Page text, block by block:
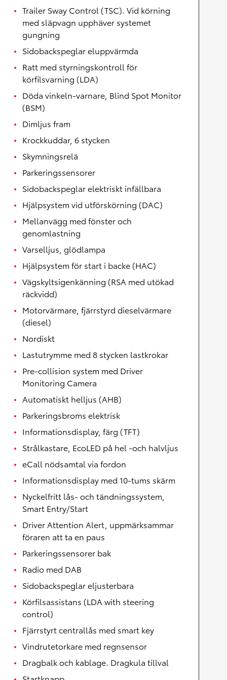
Trailer Sway Control (TSC). Vid körning
med släpvagn upphäver systemet
gungning
Sidobackspeglar eluppvärmda
Ratt med styrningskontroll för
körfilsvarning (LDA)
Döda vinkeln-varnare, Blind Spot Monitor
(BSM)
Dimljus fram
Krockkuddar, 6 stycken
Skymningsrelä
Parkeringssensorer
Sidobackspeglar elektriskt infällbara
Hjälpsystem vid utförskörning (DAC)
Mellanvägg med fönster och
genomlastning
Varselljus, glödlampa
Hjälpsystem för start i backe (HAC)
Vägskyltsigenkänning (RSA med utökad
räckvidd)
Motorvärmare, fjärrstyrd dieselvärmare
(diesel)
Nordiskt
Lastutrymme med 8 stycken lastkrokar
Pre-collision system med Driver
Monitoring Camera
Automatiskt helljus (AHB)
Parkeringsbroms elektrisk
Informationsdisplay, färg (TFT)
Strålkastare, EcoLED på hel -och halvljus
eCall nödsamtal via fordon
Informationsdisplay med 10-tums skärm
Nyckelfritt lås- och tändningssystem,
Smart Entry/Start
Driver Attention Alert, uppmärksammar
föraren att ta en paus
Parkeringssensorer bak
Radio med DAB
Sidobackspeglar eljusterbara
Körfilsassistans (LDA with steering
control)
Fjärrstyrt centrallås med smart key
Vindrutetorkare med regnsensor
Dragbalk och kablage. Dragkula tillval